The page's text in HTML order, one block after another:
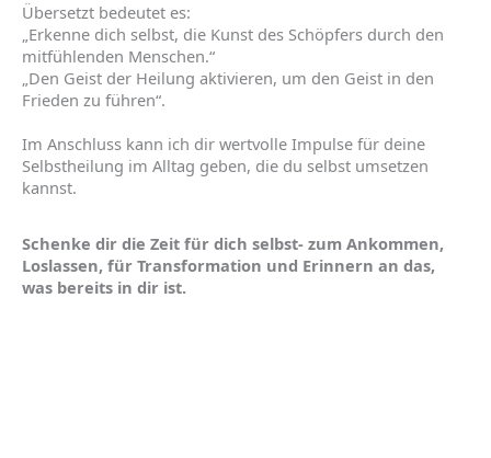
Übersetzt bedeutet es:
„Erkenne dich selbst, die Kunst des Schöpfers durch den
mitfühlenden Menschen.“
„Den Geist der Heilung aktivieren, um den Geist in den
Frieden zu führen“.
Im Anschluss kann ich dir wertvolle Impulse für deine
Selbstheilung im Alltag geben, die du selbst umsetzen
kannst.
Schenke dir die Zeit für dich selbst- zum Ankommen,
Loslassen, für Transformation und Erinnern an das,
was bereits in dir ist.